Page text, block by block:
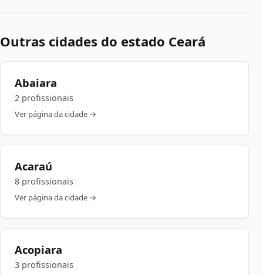
Outras cidades do estado Ceará
Abaiara
2 profissionais
Ver página da cidade →
Acaraú
8 profissionais
Ver página da cidade →
Acopiara
3 profissionais